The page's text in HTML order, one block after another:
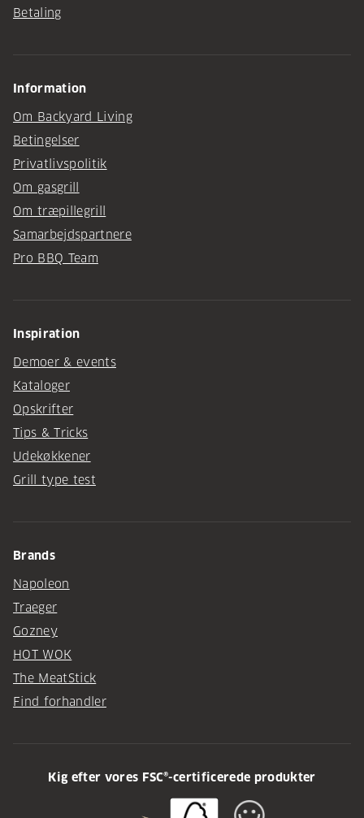
Betaling
Information
Om Backyard Living
Betingelser
Privatlivspolitik
Om gasgrill
Om træpillegrill
Samarbejdspartnere
Pro BBQ Team
Inspiration
Demoer & events
Kataloger
Opskrifter
Tips & Tricks
Udekøkkener
Grill type test
Brands
Napoleon
Traeger
Gozney
HOT WOK
The MeatStick
Find forhandler
Kig efter vores FSC®-certificerede produkter